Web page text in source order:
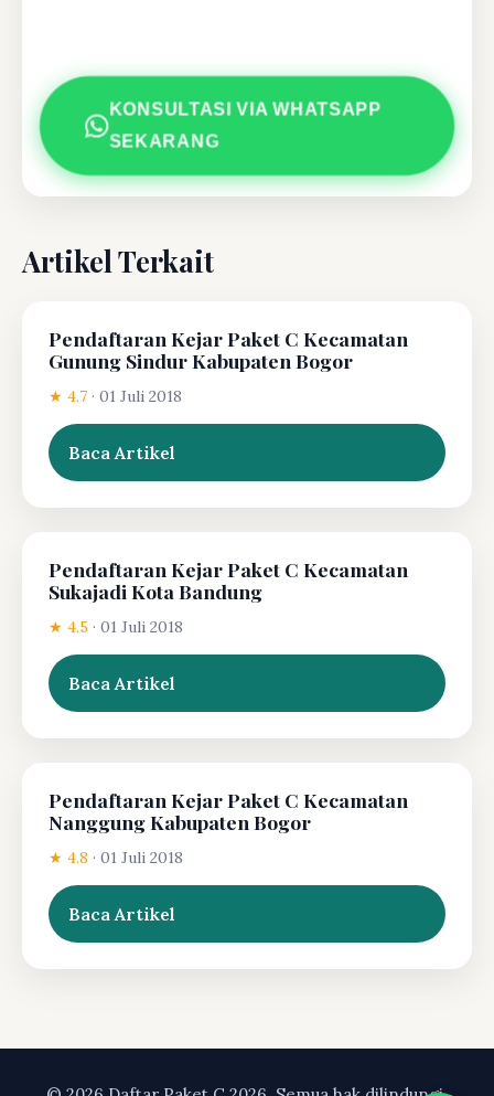
KONSULTASI VIA WHATSAPP
SEKARANG
Artikel Terkait
Pendaftaran Kejar Paket C Kecamatan
Gunung Sindur Kabupaten Bogor
★ 4.7 · 01 Juli 2018
Baca Artikel
Pendaftaran Kejar Paket C Kecamatan
Sukajadi Kota Bandung
★ 4.5 · 01 Juli 2018
Baca Artikel
Pendaftaran Kejar Paket C Kecamatan
Nanggung Kabupaten Bogor
★ 4.8 · 01 Juli 2018
Baca Artikel